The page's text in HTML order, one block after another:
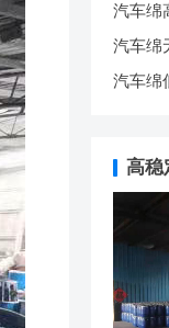
汽车绵
汽车绵
汽车绵
高稳